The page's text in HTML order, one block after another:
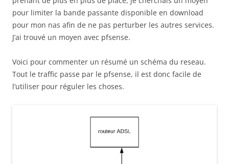
pour limiter la bande passante disponible en download
pour mon nas afin de ne pas perturber les autres services.
J’ai trouvé un moyen avec pfsense.
Voici pour commenter un résumé un schéma du reseau.
Tout le traffic passe par le pfsense, il est donc facile de
l’utiliser pour réguler les choses.